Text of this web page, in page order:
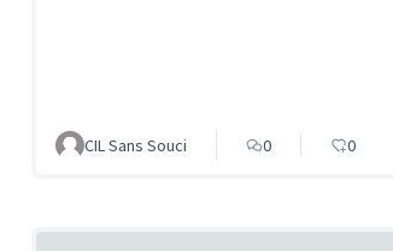
CIL Sans Souci 0 0